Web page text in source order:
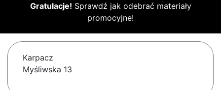
Gratulacje! Sprawdź jak odebrać materiały
promocyjne!
Karpacz
Myśliwska 13